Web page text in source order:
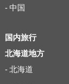
- 中国
国内旅行
北海道地方
- 北海道